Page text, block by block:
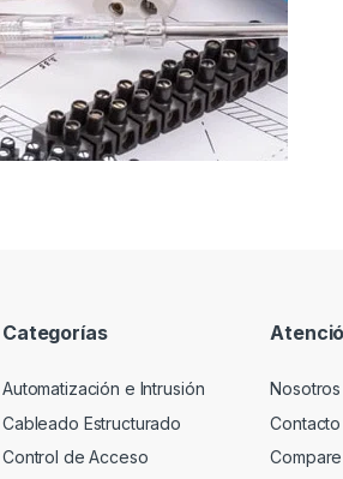
Categorías
Automatización e Intrusión
Cableado Estructurado
Control de Acceso
Nosotros
Contacto
Compare